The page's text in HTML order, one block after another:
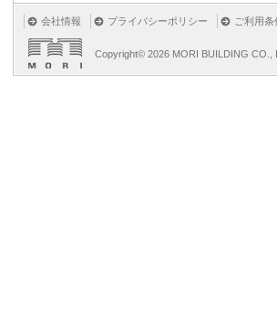
会社情報 プライバシーポリシー ご利用条
Copyright© 2026 MORI BUILDING CO.,